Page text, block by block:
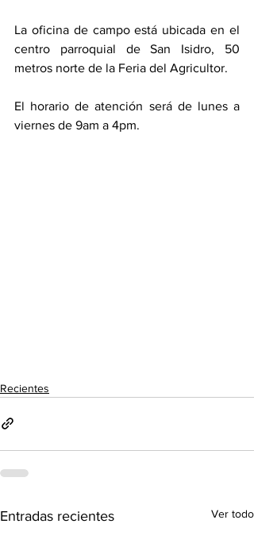
La oficina de campo está ubicada en el
centro parroquial de San Isidro, 50
metros norte de la Feria del Agricultor.
El horario de atención será de lunes a
viernes de 9am a 4pm.
Recientes
Entradas recientes Ver todo